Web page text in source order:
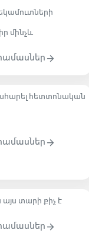
մինչև
հետտոնական
տարի քիչ է